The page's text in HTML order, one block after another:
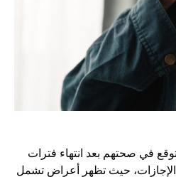
في صحتهم بعد انتهاء فترات
الإجازات، حيث تظهر أعراض تشمل